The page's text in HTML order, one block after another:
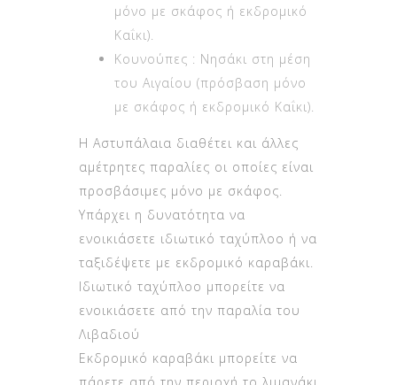
Καΐκι).
Κουνούπες : Νησάκι στη μέση
του Αιγαίου (πρόσβαση μόνο
με σκάφος ή εκδρομικό Καΐκι).
Η Αστυπάλαια διαθέτει και άλλες
αμέτρητες παραλίες οι οποίες είναι
προσβάσιμες μόνο με σκάφος.
Υπάρχει η δυνατότητα να
ενοικιάσετε ιδιωτικό ταχύπλοο ή να
ταξιδέψετε με εκδρομικό καραβάκι.
Ιδιωτικό ταχύπλοο μπορείτε να
ενοικιάσετε από την παραλία του
Λιβαδιού
Εκδρομικό καραβάκι μπορείτε να
πάρετε από την περιοχή το λιμανάκι
του Πέρα Γιαλού και από το